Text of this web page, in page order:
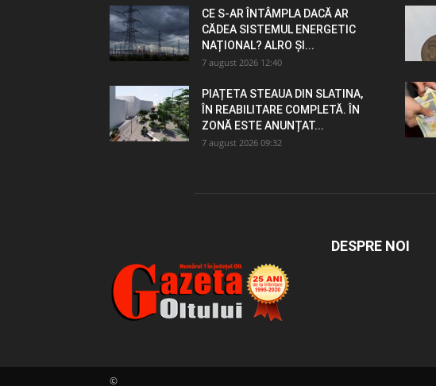
CE S-AR ÎNTÂMPLA DACĂ AR
CĂDEA SISTEMUL ENERGETIC
NAȚIONAL? ALRO ȘI...
7 august 2026 12:40
PIAȚETA STEAUA DIN SLATINA,
ÎN REABILITARE COMPLETĂ. ÎN
ZONĂ ESTE ANUNȚAT...
7 august 2026 09:32
DESPRE NOI
©